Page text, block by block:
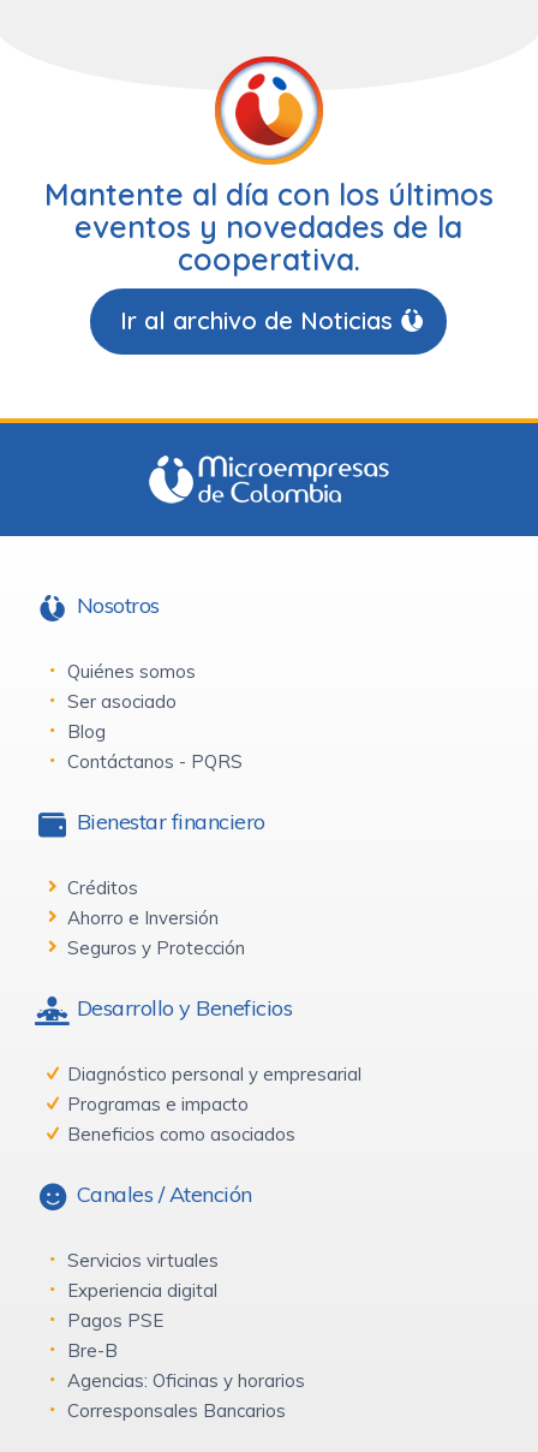
Mantente al día con los últimos
eventos y novedades de la
cooperativa.
Ir al archivo de Noticias
Nosotros
Quiénes somos
Ser asociado
Blog
Contáctanos - PQRS
Bienestar financiero
Créditos
Ahorro e Inversión
Seguros y Protección
Desarrollo y Beneficios
Diagnóstico personal y empresarial
Programas e impacto
Beneficios como asociados
Canales / Atención
Servicios virtuales
Experiencia digital
Pagos PSE
Bre-B
Agencias: Oficinas y horarios
Corresponsales Bancarios